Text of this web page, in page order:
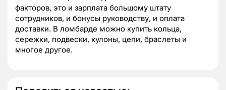
факторов, это и зарплата большому штату
сотрудников, и бонусы руководству, и оплата
доставки. В ломбарде можно купить кольца,
сережки, подвески, кулоны, цепи, браслеты и
многое другое.